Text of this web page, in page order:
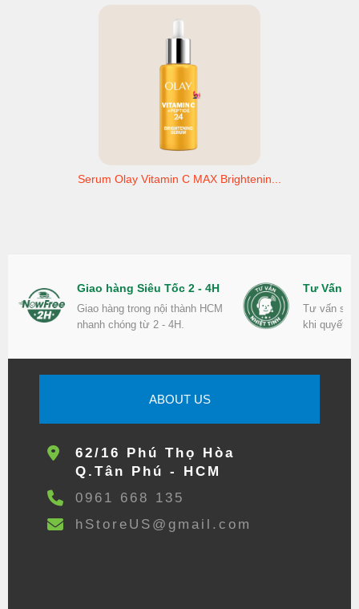
Serum Olay Vitamin C MAX Brightenin...
Giao hàng Siêu Tốc 2 - 4H
Giao hàng trong nội thành HCM
nhanh chóng từ 2 - 4H.
Tư Vấn
Tư vấn
khi quyết
ABOUT US
62/16 Phú Thọ Hòa
Q.Tân Phú - HCM
0961 668 135
hStoreUS@gmail.com